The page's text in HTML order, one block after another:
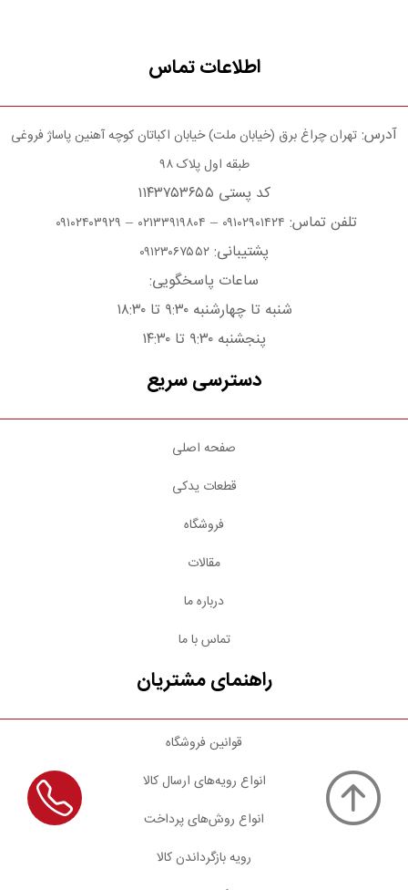
اطلاعات تماس
آدرس: تهران چراغ برق (خیابان ملت) خیابان اکباتان کوچه آهنین پاساژ فروغی
طبقه اول پلاک ۹۸
کد پستی ۱۱۴۳۷۵۳۶۵۵
تلفن تماس: ۰۹۱۰۲۹۰۱۴۲۴ – ۰۲۱۳۳۹۱۹۸۰۴ – ۰۹۱۰۲۴۰۳۹۲۹
پشتیبانی: ۰۹۱۲۳۰۶۷۵۵۲
ساعات پاسخگویی:
شنبه تا چهارشنبه ۹:۳۰ تا ۱۸:۳۰
پنجشنبه ۹:۳۰ تا ۱۴:۳۰
دسترسی سریع
صفحه اصلی
قطعات یدکی
فروشگاه
مقالات
درباره ما
تماس با ما
راهنمای مشتریان
قوانین فروشگاه
انواع رویه‌های ارسال کالا
انواع روش‌های پرداخت
رویه بازگرداندن کالا